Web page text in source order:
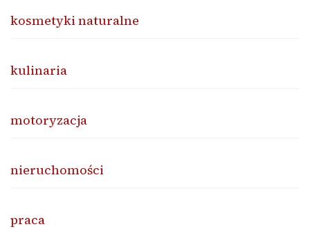
kosmetyki naturalne
kulinaria
motoryzacja
nieruchomości
praca